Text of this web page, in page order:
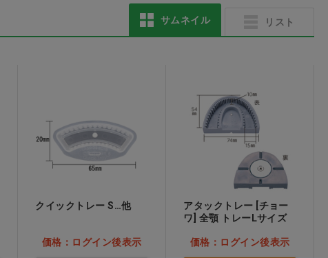
サムネイル リスト
クイックトレー S…他
価格：ログイン後表示
アタックトレー [チョー
ワ] 全顎 トレーLサイズ
価格：ログイン後表示